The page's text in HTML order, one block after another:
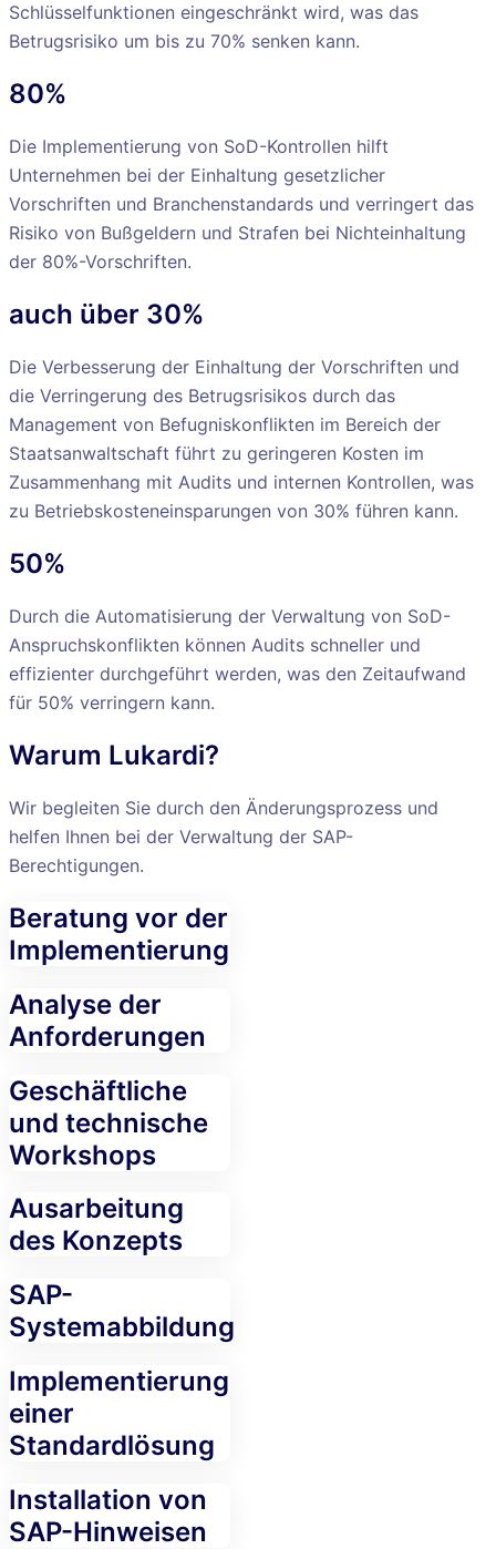
Schlüsselfunktionen eingeschränkt wird, was das
Betrugsrisiko um bis zu 70% senken kann.
80%
Die Implementierung von SoD-Kontrollen hilft
Unternehmen bei der Einhaltung gesetzlicher
Vorschriften und Branchenstandards und verringert das
Risiko von Bußgeldern und Strafen bei Nichteinhaltung
der 80%-Vorschriften.
auch über 30%
Die Verbesserung der Einhaltung der Vorschriften und
die Verringerung des Betrugsrisikos durch das
Management von Befugniskonflikten im Bereich der
Staatsanwaltschaft führt zu geringeren Kosten im
Zusammenhang mit Audits und internen Kontrollen, was
zu Betriebskosteneinsparungen von 30% führen kann.
50%
Durch die Automatisierung der Verwaltung von SoD-
Anspruchskonflikten können Audits schneller und
effizienter durchgeführt werden, was den Zeitaufwand
für 50% verringern kann.
Warum Lukardi?
Wir begleiten Sie durch den Änderungsprozess und
helfen Ihnen bei der Verwaltung der SAP-
Berechtigungen.
Beratung vor der
Implementierung
Analyse der
Anforderungen
Geschäftliche
und technische
Workshops
Ausarbeitung
des Konzepts
SAP-
Systemabbildung
Implementierung
einer
Standardlösung
Installation von
SAP-Hinweisen